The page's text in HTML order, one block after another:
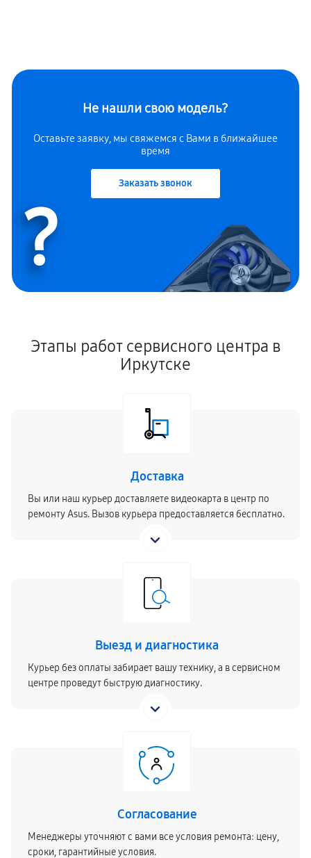
Не нашли свою модель?
Оставьте заявку, мы свяжемся с Вами в ближайшее
время
Заказать звонок
?
Этапы работ сервисного центра в
Иркутске
Доставка
Вы или наш курьер доставляете видеокарта в центр по
ремонту Asus. Вызов курьера предоставляется бесплатно.
Выезд и диагностика
Курьер без оплаты забирает вашу технику, а в сервисном
центре проведут быструю диагностику.
Согласование
Менеджеры уточняют с вами все условия ремонта: цену,
сроки, гарантийные условия.